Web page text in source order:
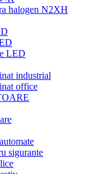
halogen N2XH
LED
industrial
office
sigurante